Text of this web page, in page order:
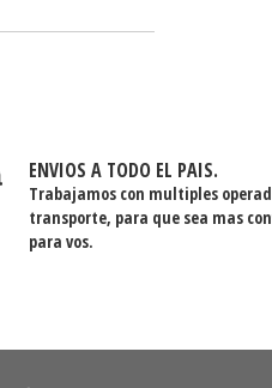
ENVIOS A TODO EL PAIS.
Trabajamos con multiples
transporte, para que sea mas
para vos.